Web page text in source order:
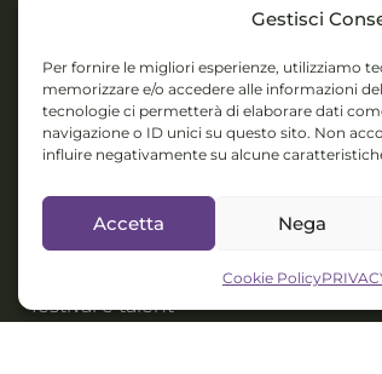
Gestisci
Per fornire le migliori esperienze, utilizziamo
memorizzare e/o accedere alle informazioni
tecnologie ci permetterà di elaborare dati
navigazione o ID unici su questo sito. Non
influire negativamente su alcune
Accetta Nega
Cookie Policy
CONTATTI
Piazza IV Novembre 5,
Orzinuovi (BS)
Email:
holisticcolorsystem@gmail.com
Collabs: Disponibile per
progetti interculturali,
festival e talent